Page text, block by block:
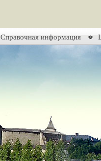
Справочная информация